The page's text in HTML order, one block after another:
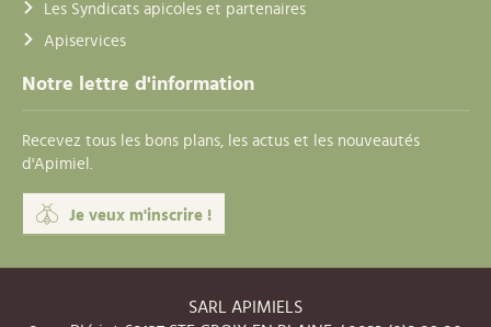
Les Syndicats apicoles et partenaires
Apiservices
Notre lettre d'information
Recevez tous les bons plans, les actus et les nouveautés
d'Apimiel.
Je veux m'inscrire !
SARL APIMIELS